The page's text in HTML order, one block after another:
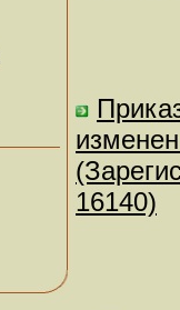
16140)